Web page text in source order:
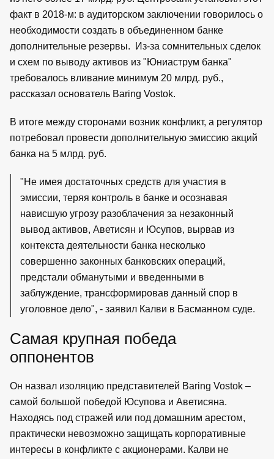
факт в 2018-м: в аудиторском заключении говорилось о
необходимости создать в объединенном банке
дополнительные резервы. Из-за сомнительных сделок
и схем по выводу активов из "Юниаструм банка"
требовалось вливание минимум 20 млрд. руб.,
рассказал основатель Baring Vostok.
В итоге между сторонами возник конфликт, а регулятор
потребовал провести дополнительную эмиссию акций
банка на 5 млрд. руб.
"Не имея достаточных средств для участия в
эмиссии, теряя контроль в банке и осознавая
нависшую угрозу разоблачения за незаконный
вывод активов, Аветисян и Юсупов, вырвав из
контекста деятельности банка несколько
совершенно законных банковских операций,
предстали обманутыми и введенными в
заблуждение, трансформировав данный спор в
уголовное дело", - заявил Калви в Басманном суде.
Самая крупная победа
оппонентов
Он назвал изоляцию представителей Baring Vostok –
самой большой победой Юсупова и Аветисяна.
Находясь под стражей или под домашним арестом,
практически невозможно защищать корпоративные
интересы в конфликте с акционерами. Калви не